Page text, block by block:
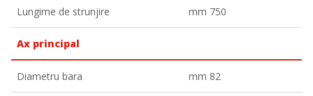
Lungime de strunjire mm 750
Ax principal
Diametru bara mm 82